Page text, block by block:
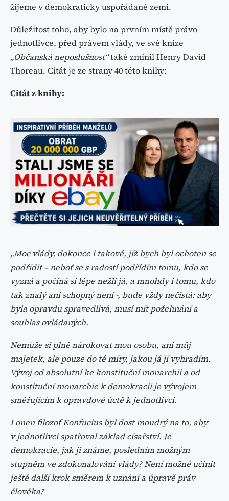
žijeme v demokraticky uspořádané zemi.
Důležitost toho, aby bylo na prvním místě právo
jednotlivce, před právem vlády, ve své knize
„Občanská neposlušnost“také zmínil Henry David
Thoreau. Citát je ze strany 40 této knihy:
Citát z knihy:
„Moc vlády, dokonce i takové, jíž bych byl ochoten se
podřídit – neboť se s radostí podřídím tomu, kdo se
vyzná a počíná si lépe nežli já, a mnohdy i tomu, kdo
tak znalý ani schopný není -, bude vždy nečistá: aby
byla opravdu spravedlivá, musí mít požehnání a
souhlas ovládaných.
Nemůže si plně nárokovat mou osobu, ani můj
majetek, ale pouze do té míry, jakou já jí vyhradím.
Vývoj od absolutní ke konstituční monarchii a od
konstituční monarchie k demokracii je vývojem
směřujícím k opravdové úctě k jednotlivci.
I onen filozof Konfucius byl dost moudrý na to, aby
v jednotlivci spatřoval základ císařství. Je
demokracie, jak ji známe, posledním možným
stupněm ve zdokonalování vlády? Není možné učinit
ještě další krok směrem k uznání a úpravě práv
člověka?